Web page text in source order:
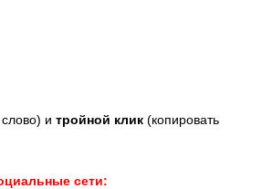
и тройной клик (копировать
сети: